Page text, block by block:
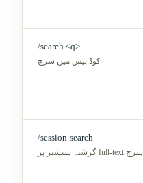
/search <q>
کوڈ بیس میں سرچ
/session-search
گزشتہ سیشنز پر full-text سرچ